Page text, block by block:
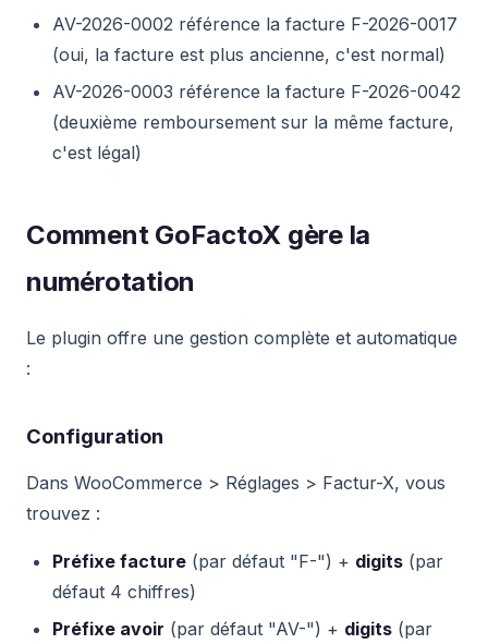
AV-2026-0002 référence la facture F-2026-0017
(oui, la facture est plus ancienne, c'est normal)
AV-2026-0003 référence la facture F-2026-0042
(deuxième remboursement sur la même facture,
c'est légal)
Comment GoFactoX gère la
numérotation
Le plugin offre une gestion complète et automatique
:
Configuration
Dans WooCommerce > Réglages > Factur-X, vous
trouvez :
Préfixe facture (par défaut "F-") + digits (par
défaut 4 chiffres)
Préfixe avoir (par défaut "AV-") + digits (par